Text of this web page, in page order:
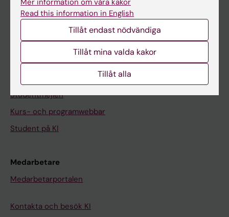
Ladok
Canvas
Studentmejlen
Kurs- och programwebbar
Student på KI
Medarbetare
Medarbetarportalen
Kontakta och besök KI
Read this information in English
Tillåt endast nödvändiga
Tillåt mina valda kakor
Tillåt alla